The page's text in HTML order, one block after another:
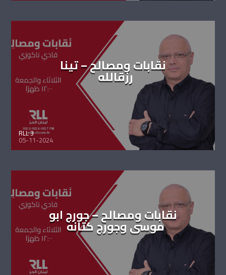
نقابات ومصالح – تينا
رزقالله
RLL 3
05-11-2024
نقابات ومصالح – جورج ابو
موسى وجورج كتانه